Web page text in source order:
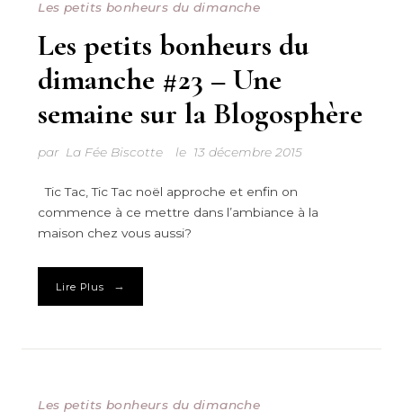
Les petits bonheurs du dimanche
Les petits bonheurs du
dimanche #23 – Une
semaine sur la Blogosphère
par La Fée Biscotte le 13 décembre 2015
Tic Tac, Tic Tac noël approche et enfin on
commence à ce mettre dans l’ambiance à la
maison chez vous aussi?
Lire Plus →
Les petits bonheurs du dimanche